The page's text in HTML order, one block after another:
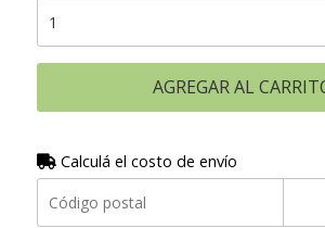
AGREGAR AL
Calculá el costo de envío